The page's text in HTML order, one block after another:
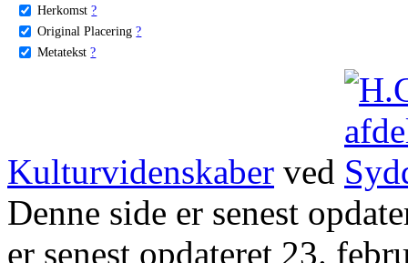
Herkomst ?
Original Placering ?
Metatekst ?
Kulturvidenskaber ved
Denne side er senest
er senest opdateret 23.